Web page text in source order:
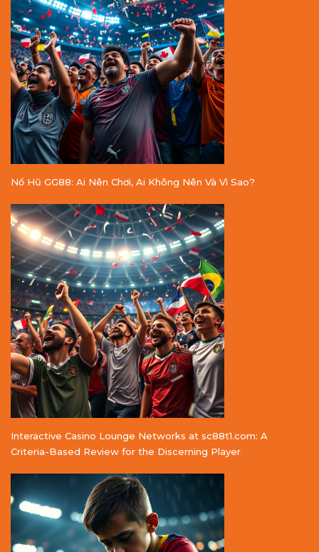
Nổ Hũ GG88: Ai Nên Chơi, Ai Không Nên Và Vì Sao?
Interactive Casino Lounge Networks at sc88t1.com: A
Criteria-Based Review for the Discerning Player